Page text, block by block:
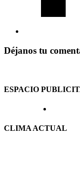
Déjanos tu
ESPACIO
CLIMA ACTUAL